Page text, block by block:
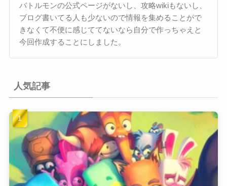
バトルモンの公式ページがないし、攻略wikiもないし、
ブログ書いてる人も少ないので情報を集めることがで
きなくて不便に感じててないなら自分で作っちゃえと
今回作成することにしました。
人気記事